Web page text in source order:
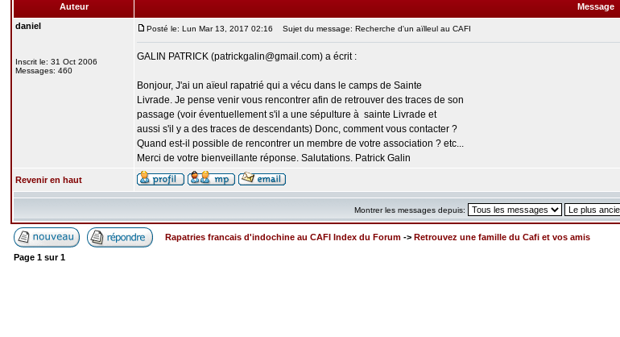
Auteur
Message
daniel
Inscrit le: 31 Oct 2006
Messages: 460
Posté le: Lun Mar 13, 2017 02:16 Sujet du message: Recherche d'un aïlleul au CAFI
GALIN PATRICK (patrickgalin@gmail.com) a écrit :
Bonjour, J'ai un aïeul rapatrié qui a vécu dans le camps de Sainte
Livrade. Je pense venir vous rencontrer afin de retrouver des traces de son
passage (voir éventuellement s'il a une sépulture à sainte Livrade et
aussi s'il y a des traces de descendants) Donc, comment vous contacter ?
Quand est-il possible de rencontrer un membre de votre association ? etc...
Merci de votre bienveillante réponse. Salutations. Patrick Galin
Revenir en haut
Montrer les messages depuis:
Rapatries francais d'indochine au CAFI Index du Forum -> Retrouvez une famille du Cafi et vos amis
Page 1 sur1